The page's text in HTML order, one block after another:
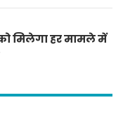
मिलेगा हर मामले में